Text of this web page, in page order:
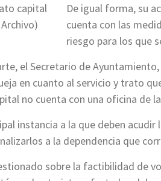
capital
De igual forma, su
cuenta con las
riesgo para los que
el Secretario de
en cuanto al servicio y trato
no cuenta con una oficina de
instancia a la que deben
a la dependencia que
sobre la factibilidad de